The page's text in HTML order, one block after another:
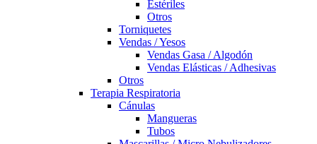
Estériles
Otros
Torniquetes
Vendas / Yesos
Vendas Gasa / Algodón
Vendas Elásticas / Adhesivas
Otros
Terapia Respiratoria
Cánulas
Mangueras
Tubos